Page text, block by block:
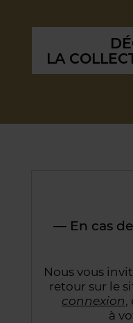
LA
— En cas
Nous vous
retour sur le
connexion,
à